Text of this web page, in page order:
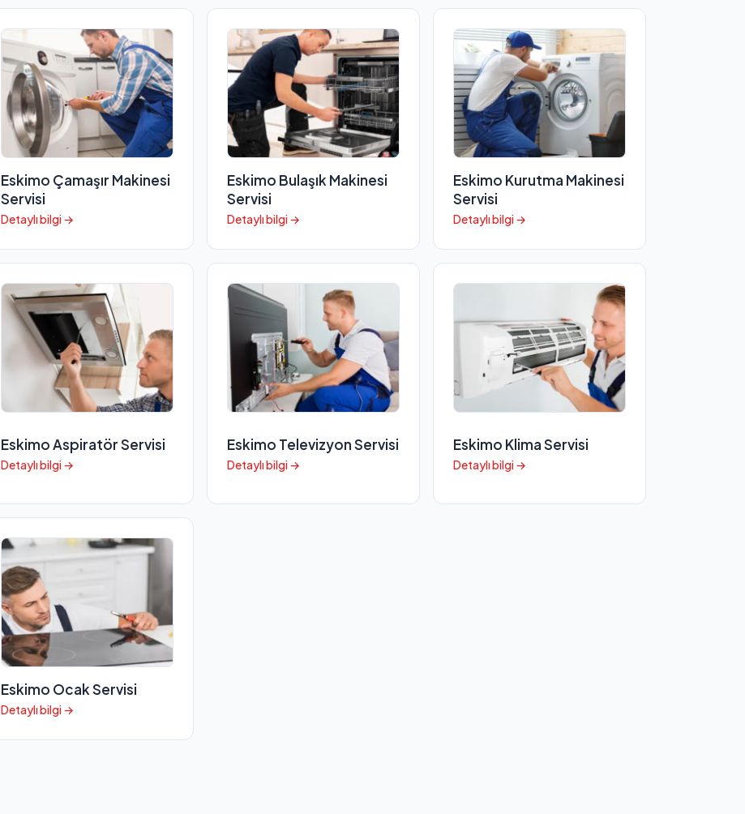
Eskimo Çamaşır Makinesi
Servisi
Detaylı bilgi →
Eskimo Bulaşık Makinesi
Servisi
Detaylı bilgi →
Eskimo Kurutma Makinesi
Servisi
Detaylı bilgi →
Eskimo Aspiratör Servisi
Detaylı bilgi →
Eskimo Televizyon Servisi
Detaylı bilgi →
Eskimo Klima Servisi
Detaylı bilgi →
Eskimo Ocak Servisi
Detaylı bilgi →